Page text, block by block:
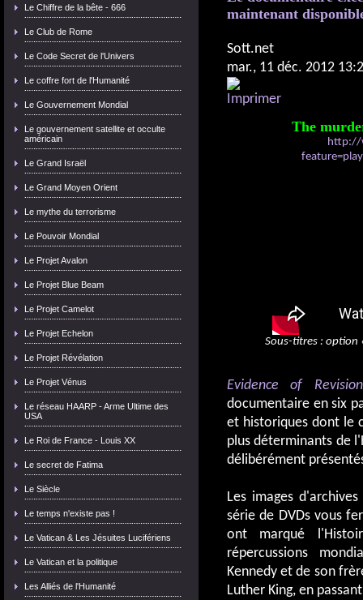
Le Chiffre de la bête - 666
Le Club de Rome
Le Code Secret de l'Univers
Le coffre fort de l'Humanité
Le Gouvernement Mondial
Le gouvernement satellite et occulte
américain
Le Grand Israël
Le Grand Moyen Orient
Le mythe du terrorisme
Le Pouvoir Mondial
Le Projet Avalon
Le Projet Blue Beam
Le Projet Camelot
Le Projet Echelon
Le Projet Révélation
Le Projet Vénus
Le réseau HAARP - Arme Ultime des
USA
Le Roi de France - Louis XX
Le secret de Fatima
Le Siècle
Le temps n'existe pas !
Le Vatican & Les Jésuites Lucifériens
Le Vatican et la politique
Les Alliés de l'Humanité
maintenant
Sott.net
mar., 11 déc. 2012
The
http://
Sous-titres : option
Evidence of Revision
documentaire en six
et historiques dont le
plus déterminants de
délibérément
Les images
série de DVDs vous
ont marqué
répercussions
Kennedy et de son
Luther King, en